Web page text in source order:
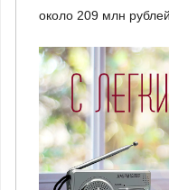
около 209 млн